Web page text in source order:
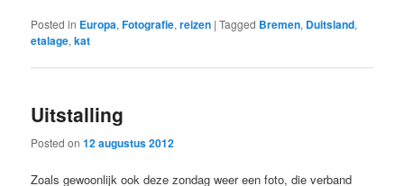
Posted in Europa,Fotografie,reizen |Tagged Bremen, Duitsland,
etalage,kat
Uitstalling
Posted on12 augustus 2012
Zoals gewoonlijk ook deze zondag weer een foto, die verband